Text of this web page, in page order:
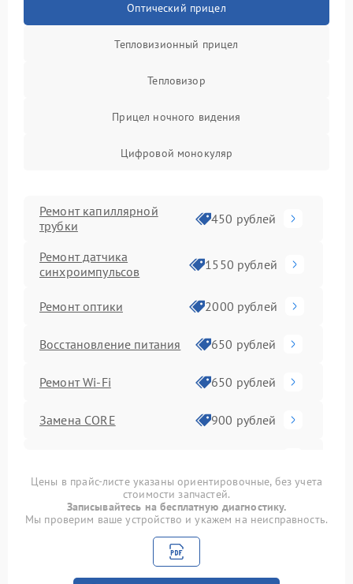
Оптический прицел
Тепловизионный прицел
Тепловизор
Прицел ночного видения
Цифровой монокуляр
Ремонт капиллярной
трубки
450 рублей
Ремонт датчика
синхроимпульсов
1550 рублей
Ремонт оптики 2000 рублей
Восстановление питания 650 рублей
Ремонт Wi-Fi 650 рублей
Замена CORE 900 рублей
Замена аккумулятора 590 рублей
Ремонт встроенного
дальнометра и других
Цены в прайс-листе указаны ориентировочные, без учета
стоимости запчастей.
Записывайтесь на бесплатную диагностику.
Мы проверим ваше устройство и укажем на неисправность.